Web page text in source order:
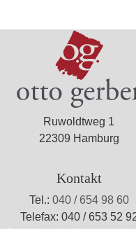
Ruwoldtweg 1
22309 Hamburg
Kontakt
Tel.: 040 / 654 98 60
Telefax: 040 / 653 52